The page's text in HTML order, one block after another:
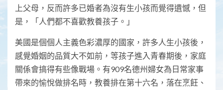
上父母，反而許多已婚者為沒有生小孩而覺得遺憾，但
是，「人們都不喜歡教養孩子。」
美國是個個人主義色彩濃厚的國家，許多人生小孩後，
感覺婚姻的品質大不如前，等孩子進入青春期後，家庭
關係會搞得有些像戰場。有909名德州婦女為日常家事
帶來的愉悅做排名時，教養排在第十六名，落在烹飪、